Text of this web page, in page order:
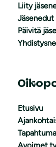
Liity
Jäsenedut
Päivitä
Etusivu